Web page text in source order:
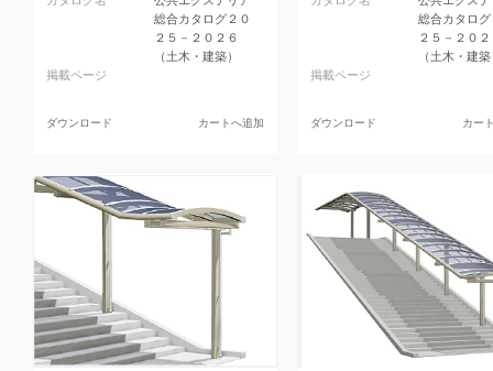
総合カタログ２０
２５－２０２６
（土木・建築）
掲載ページ
ダウンロード カートへ追加
総合カタロ
２５－２０
（土木・建
掲載ページ
ダウンロード カー